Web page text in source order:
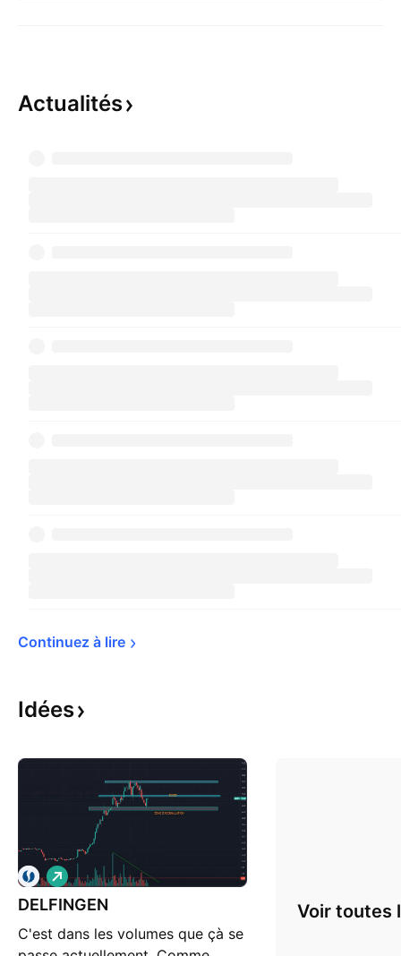
Actualités
Continuez à lire
Idées
DELFINGEN
C'est dans les volumes que çà se
L
o
n
Voir toutes